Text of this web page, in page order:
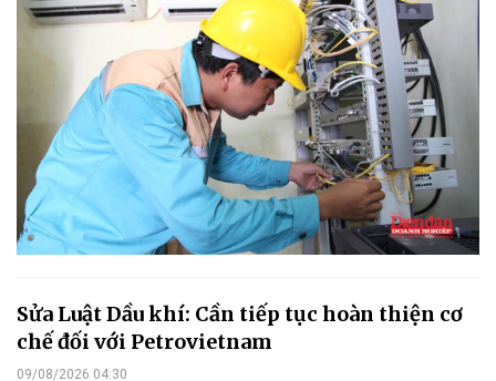
Sửa Luật Dầu khí: Cần tiếp tục hoàn thiện cơ
chế đối với Petrovietnam
09/08/2026 04:30